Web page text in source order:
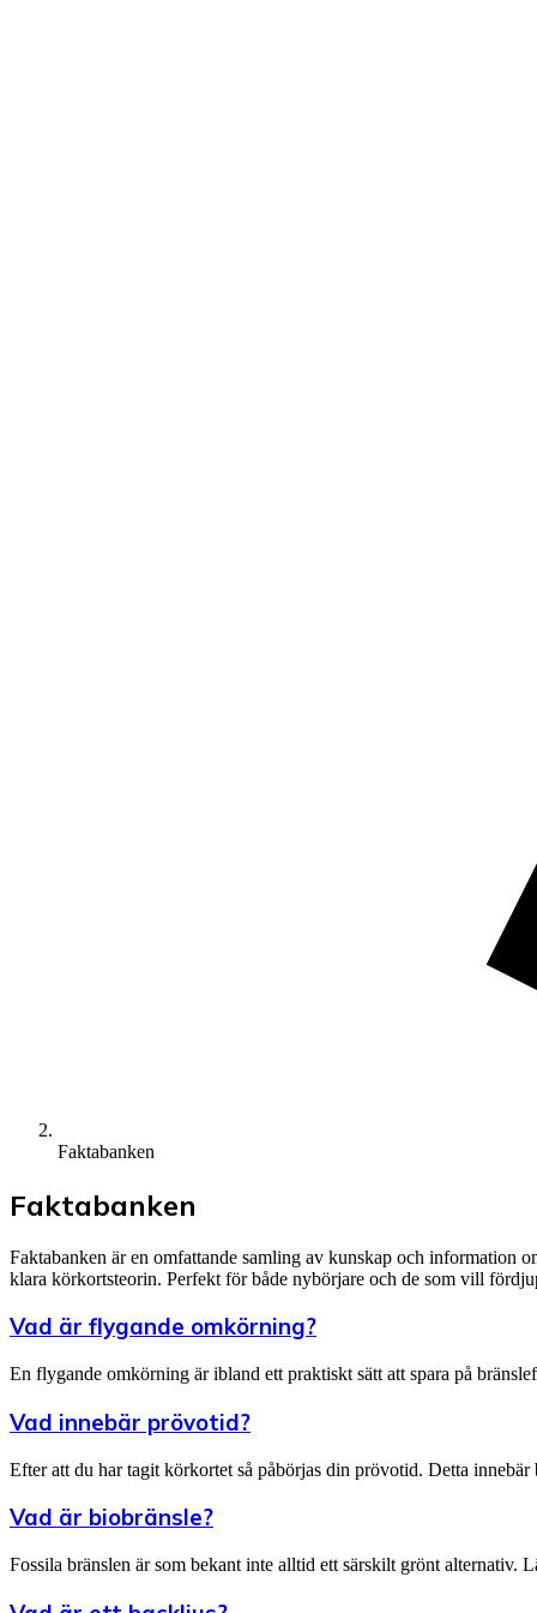
Faktabanken
Faktabanken
Faktabanken är en omfattande samling av kunskap och information
klara körkortsteorin. Perfekt för både nybörjare och de som vill
Vad är flygande omkörning?
En flygande omkörning är ibland ett praktiskt sätt att spara på
Vad innebär prövotid?
Efter att du har tagit körkortet så påbörjas din prövotid. Detta
Vad är biobränsle?
Fossila bränslen är som bekant inte alltid ett särskilt grönt alternativ.